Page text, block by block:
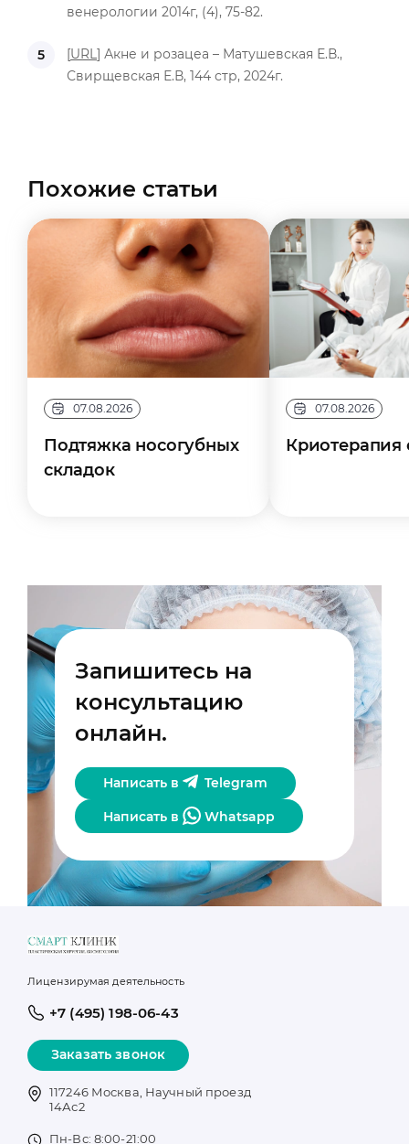
венерологии 2014г, (4), 75-82.
[URL] Акне и розацеа – Матушевская Е.В.,
Свирщевская Е.В, 144 стр, 2024г.
Похожие статьи
07.08.2026
Подтяжка носогубных
складок
07.08.2026
Криотерапия
Запишитесь на
консультацию
онлайн.
Написать в Telegram
Написать в Whatsapp
Лицензирумая деятельность
+7 (495) 198-06-43
Заказать звонок
117246 Москва, Научный проезд
14Ас2
Пн-Вс: 8:00-21:00